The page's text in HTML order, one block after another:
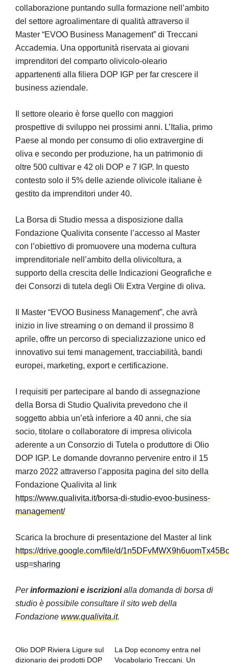
collaborazione puntando sulla formazione nell’ambito
del settore agroalimentare di qualità attraverso il
Master “EVOO Business Management” di Treccani
Accademia. Una opportunità riservata ai giovani
imprenditori del comparto olivicolo-oleario
appartenenti alla filiera DOP IGP per far crescere il
business aziendale.
Il settore oleario è forse quello con maggiori
prospettive di sviluppo nei prossimi anni. L’Italia, primo
Paese al mondo per consumo di olio extravergine di
oliva e secondo per produzione, ha un patrimonio di
oltre 500 cultivar e 42 oli DOP e 7 IGP. In questo
contesto solo il 5% delle aziende olivicole italiane è
gestito da imprenditori under 40.
La Borsa di Studio messa a disposizione dalla
Fondazione Qualivita consente l’accesso al Master
con l’obiettivo di promuovere una moderna cultura
imprenditoriale nell’ambito della olivicoltura, a
supporto della crescita delle Indicazioni Geografiche e
dei Consorzi di tutela degli Oli Extra Vergine di oliva.
Il Master “EVOO Business Management”, che avrà
inizio in live streaming o on demand il prossimo 8
aprile, offre un percorso di specializzazione unico ed
innovativo sui temi management, tracciabilità, bandi
europei, marketing, export e certificazione.
I requisiti per partecipare al bando di assegnazione
della Borsa di Studio Qualivita prevedono che il
soggetto abbia un’età inferiore a 40 anni, che sia
socio, titolare o collaboratore di impresa olivicola
aderente a un Consorzio di Tutela o produttore di Olio
DOP IGP. Le domande dovranno pervenire entro il 15
marzo 2022 attraverso l’apposita pagina del sito della
Fondazione Qualivita al link
https://www.qualivita.it/borsa-di-studio-evoo-business-
management/
Scarica la brochure di presentazione del Master al link
https://drive.google.com/file/d/
usp=sharing
Perinformazioni e iscrizionialla domanda di borsa di
studio è possibile consultare il sito web della
Fondazionewww.qualivita.it.
Olio DOP Riviera Ligure sul
dizionario dei prodotti DOP
La Dop economy entra nel
Vocabolario Treccani. Un